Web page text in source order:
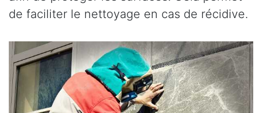
de faciliter le nettoyage en cas de récidive.